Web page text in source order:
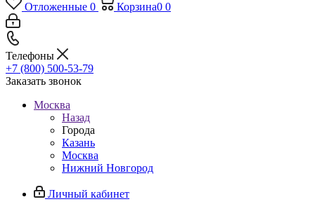
Отложенные 0 Корзина0 0
Телефоны
+7 (800) 500-53-79
Заказать звонок
Москва
Назад
Города
Казань
Москва
Нижний Новгород
Личный кабинет